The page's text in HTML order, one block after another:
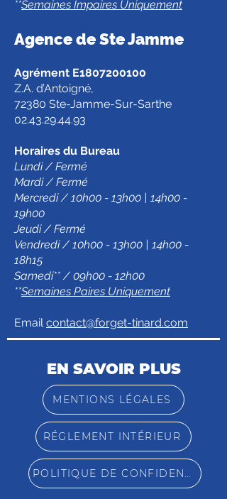
**Semaines Impaires Uniquement
Agence de Ste Jamme
Agrément E1807200100
Z.A. d’Antoigné,
72380 Ste-Jamme-Sur-Sarthe
02.43.29.44.93
Horaires du Bureau
Lundi / Fermé
Mardi / Fermé
Mercredi / 10h00 - 13h00 | 14h00 -
19h00
Jeudi / Fermé
Vendredi / 10h00 - 13h00 | 14h00 -
18h15
Samedi** / 09h00 - 12h00
**Semaines Paires Uniquement
Emailcontact@forget-tinard.com
EN SAVOIR PLUS
MENTIONS LÉGALES
RÉGLEMENT INTÉRIEUR
POLITIQUE DE CONFIDENTIALITÉ